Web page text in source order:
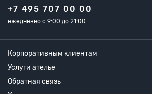
+7 495 707 00 00
ежедневно с 9:00 до 21:00
Корпоративным клиентам
Услуги ателье
Обратная связь